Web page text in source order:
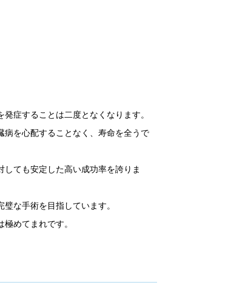
症することは二度となくなります。
病を心配することなく、寿命を全うで
ても安定した高い成功率を誇りま
な手術を目指しています。
めてまれです。